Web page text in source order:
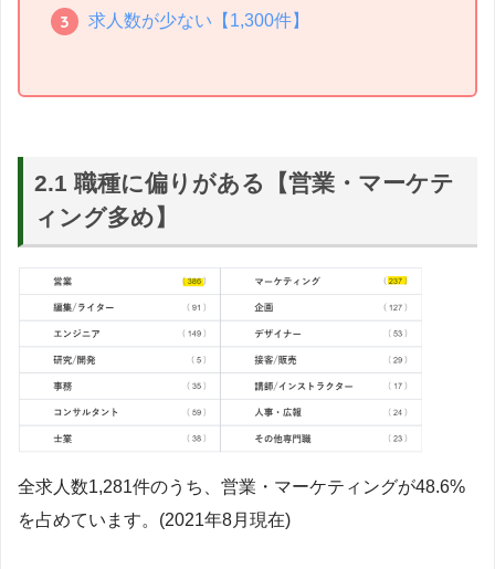
求人数が少ない【1,300件】
2.1 職種に偏りがある【営業・マーケテ
ィング多め】
全求人数1,281件のうち、営業・マーケティングが48.6%
を占めています。(2021年8月現在)